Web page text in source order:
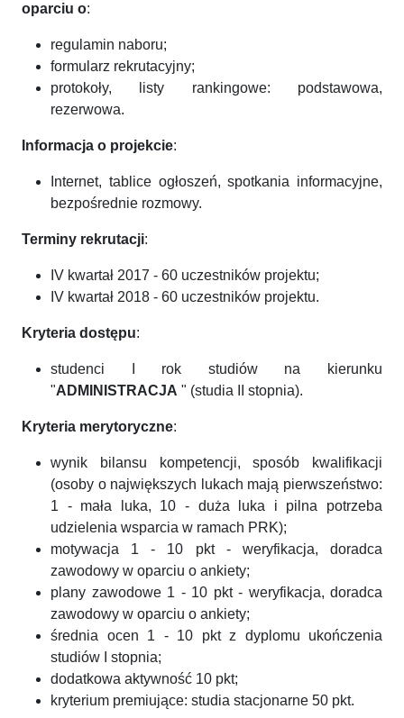
oparciu o:
regulamin naboru;
formularz rekrutacyjny;
protokoły, listy rankingowe: podstawowa,
rezerwowa.
Informacja o projekcie:
Internet, tablice ogłoszeń, spotkania informacyjne,
bezpośrednie rozmowy.
Terminy rekrutacji:
IV kwartał 2017 - 60 uczestników projektu;
IV kwartał 2018 - 60 uczestników projektu.
Kryteria dostępu:
studenci I rok studiów na kierunku
"ADMINISTRACJA " (studia II stopnia).
Kryteria merytoryczne:
wynik bilansu kompetencji, sposób kwalifikacji
(osoby o największych lukach mają pierwszeństwo:
1 - mała luka, 10 - duża luka i pilna potrzeba
udzielenia wsparcia w ramach PRK);
motywacja 1 - 10 pkt - weryfikacja, doradca
zawodowy w oparciu o ankiety;
plany zawodowe 1 - 10 pkt - weryfikacja, doradca
zawodowy w oparciu o ankiety;
średnia ocen 1 - 10 pkt z dyplomu ukończenia
studiów I stopnia;
dodatkowa aktywność 10 pkt;
kryterium premiujące: studia stacjonarne 50 pkt.